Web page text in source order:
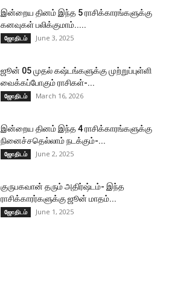
இன்றைய தினம் இந்த 5 ராசிக்காரங்களுக்கு
கனவுகள் பலிக்குமாம்.....
ஜோதிடம் June 3, 2025
ஜூன் 05 முதல் கஷ்டங்களுக்கு முற்றுப்புள்ளி
வைக்கப்போகும் ராசிகள்-...
ஜோதிடம் March 16, 2026
இன்றைய தினம் இந்த 4 ராசிக்காரங்களுக்கு
நினைச்சதெல்லாம் நடக்கும்-...
ஜோதிடம் June 2, 2025
குருபகவான் தரும் அதிர்ஷ்டம்- இந்த
ராசிக்காரர்களுக்கு ஜூன் மாதம்...
ஜோதிடம் June 1, 2025